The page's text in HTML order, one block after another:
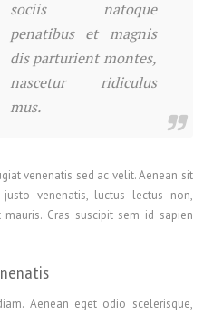
sociis natoque
penatibus et magnis
dis parturient montes,
nascetur ridiculus
mus.
venenatis sed ac velit. Aenean sit
venenatis, luctus lectus non,
Cras suscipit sem id sapien
Aenean eget odio scelerisque,